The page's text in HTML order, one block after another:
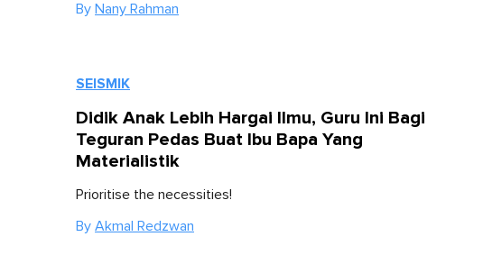
By Nany Rahman
SEISMIK
Didik Anak Lebih Hargai Ilmu, Guru Ini Bagi
Teguran Pedas Buat Ibu Bapa Yang
Materialistik
Prioritise the necessities!
By Akmal Redzwan